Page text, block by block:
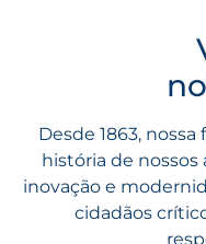
Desde 1863,
história de
inovação e
cidadãos